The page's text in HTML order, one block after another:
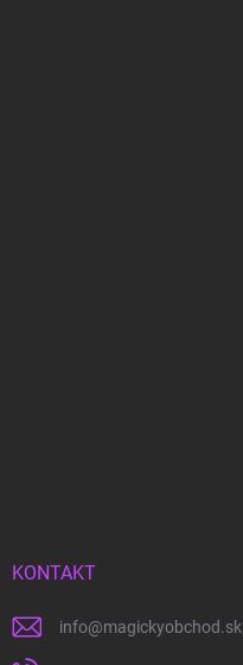
KONTAKT
info@magickyobchod.sk